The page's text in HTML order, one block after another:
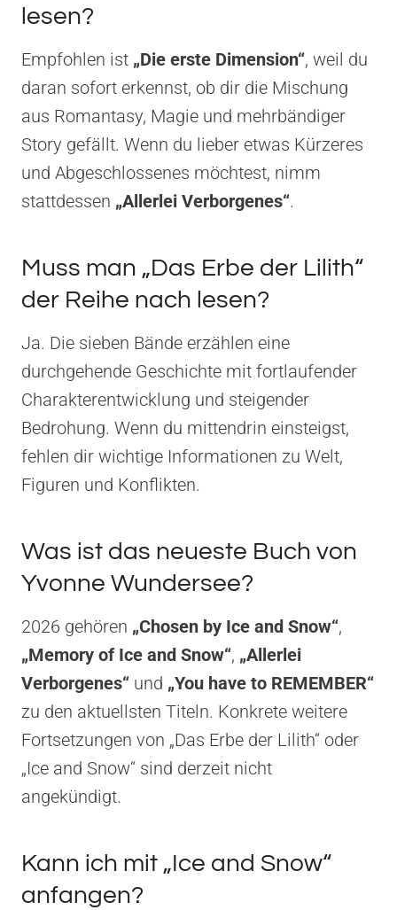
lesen?
Empfohlen ist „Die erste Dimension“, weil du
daran sofort erkennst, ob dir die Mischung
aus Romantasy, Magie und mehrbändiger
Story gefällt. Wenn du lieber etwas Kürzeres
und Abgeschlossenes möchtest, nimm
stattdessen „Allerlei Verborgenes“.
Muss man „Das Erbe der Lilith“
der Reihe nach lesen?
Ja. Die sieben Bände erzählen eine
durchgehende Geschichte mit fortlaufender
Charakterentwicklung und steigender
Bedrohung. Wenn du mittendrin einsteigst,
fehlen dir wichtige Informationen zu Welt,
Figuren und Konflikten.
Was ist das neueste Buch von
Yvonne Wundersee?
2026 gehören „Chosen by Ice and Snow“,
„Memory of Ice and Snow“, „Allerlei
Verborgenes“ und „You have to REMEMBER“
zu den aktuellsten Titeln. Konkrete weitere
Fortsetzungen von „Das Erbe der Lilith“ oder
„Ice and Snow“ sind derzeit nicht
angekündigt.
Kann ich mit „Ice and Snow“
anfangen?